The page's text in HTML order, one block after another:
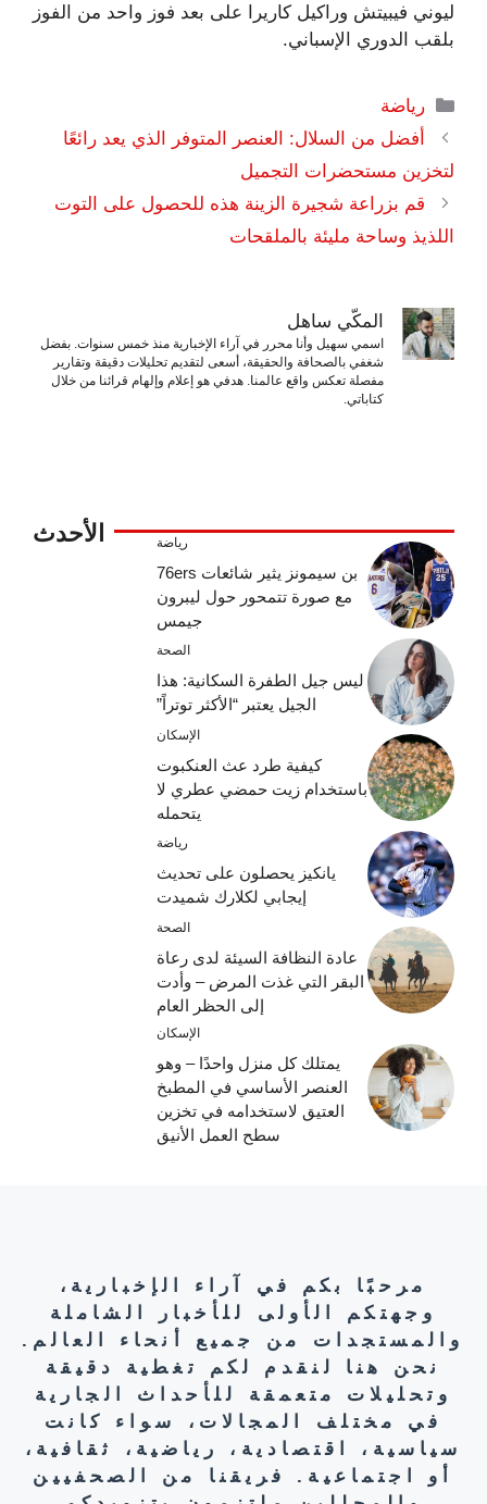
ليوني فيبيتش وراكيل كاريرا على بعد فوز واحد من الفوز
بلقب الدوري الإسباني.
التصنيفات
رياضة
أفضل من السلال: العنصر المتوفر الذي يعد رائعًا
لتخزين مستحضرات التجميل
قم بزراعة شجيرة الزينة هذه للحصول على التوت
اللذيذ وساحة مليئة بالملقحات
المكّي ساهل
اسمي سهيل وأنا محرر في آراء الإخبارية منذ خمس سنوات. بفضل
شغفي بالصحافة والحقيقة، أسعى لتقديم تحليلات دقيقة وتقارير
مفصلة تعكس واقع عالمنا. هدفي هو إعلام وإلهام قرائنا من خلال
كتاباتي.
الأحدث رياضة
بن سيمونز يثير شائعات 76ers
مع صورة تتمحور حول ليبرون
جيمس
الصحة
ليس جيل الطفرة السكانية: هذا
الجيل يعتبر “الأكثر توتراً”
الإسكان
كيفية طرد عث العنكبوت
باستخدام زيت حمضي عطري لا
يتحمله
رياضة
يانكيز يحصلون على تحديث
إيجابي لكلارك شميدت
الصحة
عادة النظافة السيئة لدى رعاة
البقر التي غذت المرض – وأدت
إلى الحظر العام
الإسكان
يمتلك كل منزل واحدًا – وهو
العنصر الأساسي في المطبخ
العتيق لاستخدامه في تخزين
سطح العمل الأنيق
مرحبًا بكم في آراء الإخبارية،
وجهتكم الأولى للأخبار الشاملة
والمستجدات من جميع أنحاء العالم.
نحن هنا لنقدم لكم تغطية دقيقة
وتحليلات متعمقة للأحداث الجارية
في مختلف المجالات، سواء كانت
سياسية، اقتصادية، رياضية، ثقافية،
أو اجتماعية. فريقنا من الصحفيين